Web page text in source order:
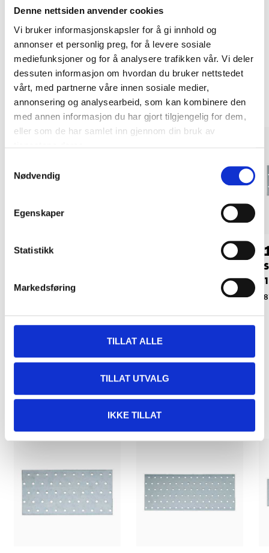
Denne nettsiden anvender cookies
Vi bruker informasjonskapsler for å gi innhold og
annonser et personlig preg, for å levere sosiale
mediefunksjoner og for å analysere trafikken vår. Vi deler
dessuten informasjon om hvordan du bruker nettstedet
vårt, med partnerne våre innen sosiale medier,
annonsering og analysearbeid, som kan kombinere den
med annen informasjon du har gjort tilgjengelig for dem,
eller som de har samlet inn gjennom din bruk av
Nødvendig
Egenskaper
Statistikk
Markedsføring
TILLAT ALLE
TILLAT UTVALG
IKKE TILLAT
Kjøp & Hent i ditt varehus.
LES MER
Andre kunder har også kjøpt
1590
x 2 mm
Relaterte produkter